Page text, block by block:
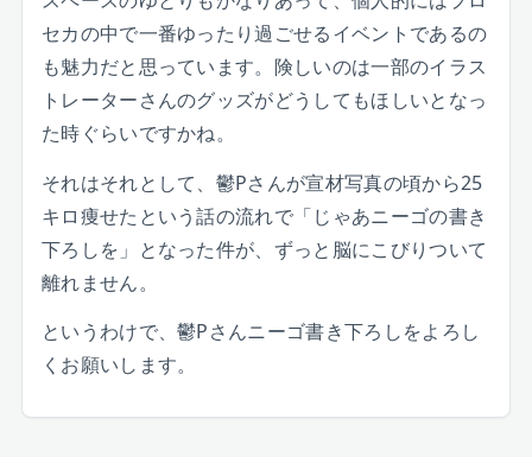
セカの中で一番ゆったり過ごせるイベントであるの
も魅力だと思っています。険しいのは一部のイラス
トレーターさんのグッズがどうしてもほしいとなっ
た時ぐらいですかね。
それはそれとして、鬱Pさんが宣材写真の頃から25
キロ痩せたという話の流れで「じゃあニーゴの書き
下ろしを」となった件が、ずっと脳にこびりついて
離れません。
というわけで、鬱Pさんニーゴ書き下ろしをよろし
くお願いします。